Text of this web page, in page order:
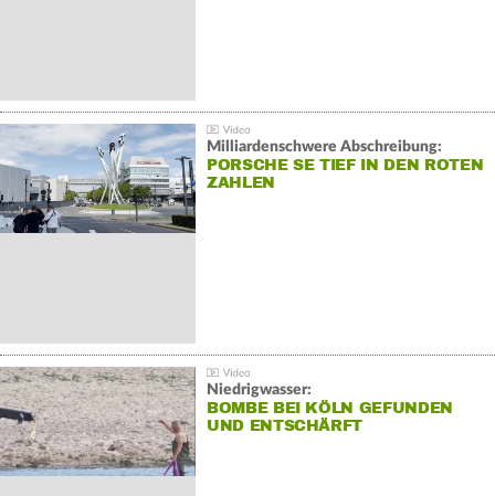
Milliardenschwere Abschreibung:
PORSCHE SE TIEF IN DEN ROTEN
ZAHLEN
Niedrigwasser:
BOMBE BEI KÖLN GEFUNDEN
UND ENTSCHÄRFT